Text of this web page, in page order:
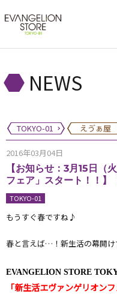
NEWS
TOKYO-01 えゔぁ屋
2016年03月04日
【お知らせ：3月15日（
フェア」スタート！！】
TOKYO-01
もうすぐ春ですね♪
春と言えば…！新生活の幕開け
EVANGELION STORE
「新生活エヴァンゲリオンフ